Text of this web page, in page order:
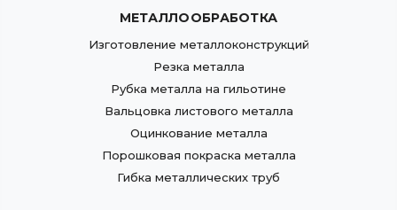
МЕТАЛЛООБРАБОТКА
Изготовление металлоконструкций
Резка металла
Рубка металла на гильотине
Вальцовка листового металла
Оцинкование металла
Порошковая покраска металла
Гибка металлических труб